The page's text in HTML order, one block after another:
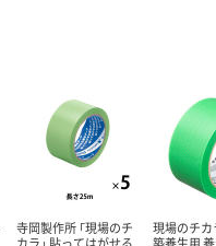
寺岡製作所 「現場のチ
現場のチカ